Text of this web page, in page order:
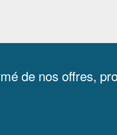
de nos offres,